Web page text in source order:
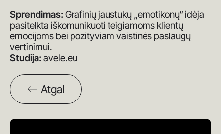
Sprendimas: Grafinių jaustukų „emotikonų“ idėja
pasitelkta iškomunikuoti teigiamoms klientų
emocijoms bei pozityviam vaistinės paslaugų
vertinimui.
Studija: avele.eu
Atgal